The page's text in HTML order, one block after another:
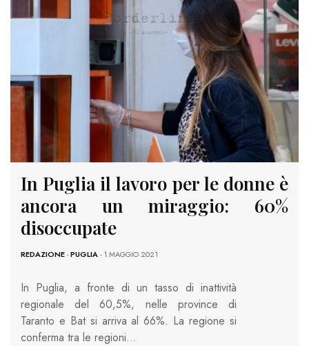
In Puglia il lavoro per le donne è
ancora un miraggio: 60%
disoccupate
REDAZIONE-PUGLIA- 1 MAGGIO 2021
In Puglia, a fronte di un tasso di inattività
regionale del 60,5%, nelle province di
Taranto e Bat si arriva al 66%. La regione si
conferma tra le regioni…